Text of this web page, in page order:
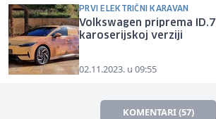
PRVI ELEKTRIČNI KARAVAN
Volkswagen priprema
karoserijskoj verziji
02.11.2023. u 09:55
KOMENTARI (57)